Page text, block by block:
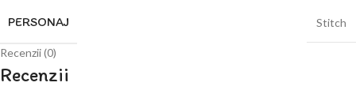
PERSONAJ Stitch
Recenzii (0)
Recenzii